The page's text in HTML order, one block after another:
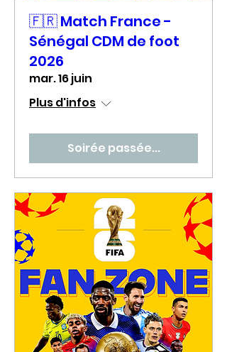
🇫🇷 Match France -
Sénégal CDM de foot
2026
mar. 16 juin
Plus d'infos
Soirée passée...